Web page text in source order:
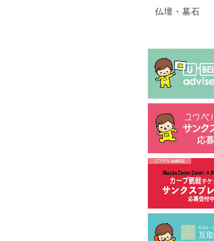
仏壇・墓石